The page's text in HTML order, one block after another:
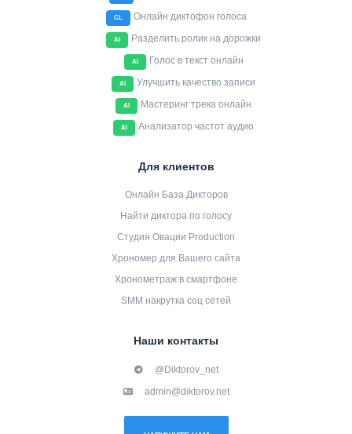
CL Онлайн диктофон голоса
AI Разделить ролик на дорожки
AI Голос в текст онлайн
AI Улучшить качество записи
AI Мастеринг трека онлайн
AI Анализатор частот аудио
Для клиентов
Онлайн База Дикторов
Найти диктора по голосу
Студия Овации Production
Хрономер для Вашего сайта
Хронометраж в смартфоне
SMM накрутка соц сетей
Наши контакты
@Diktorov_net
admin@diktorov.net